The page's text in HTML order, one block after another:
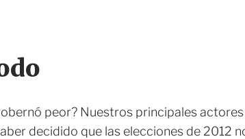
peor? Nuestros principales
decidido que las elecciones de 2012